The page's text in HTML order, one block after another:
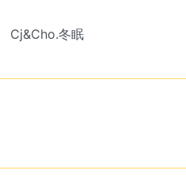
Cj&Cho.冬眠